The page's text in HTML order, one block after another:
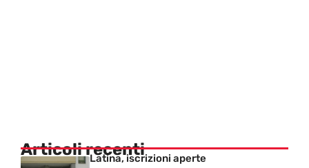
Articoli recentiLatina, iscrizioni aperte